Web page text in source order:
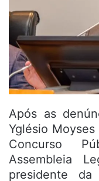
Após as
Yglésio
Concurso
Assembleia
presidente da